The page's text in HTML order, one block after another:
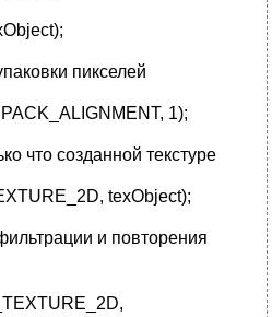
пикселей
1);
что созданной текстуре
texObject);
и повторения